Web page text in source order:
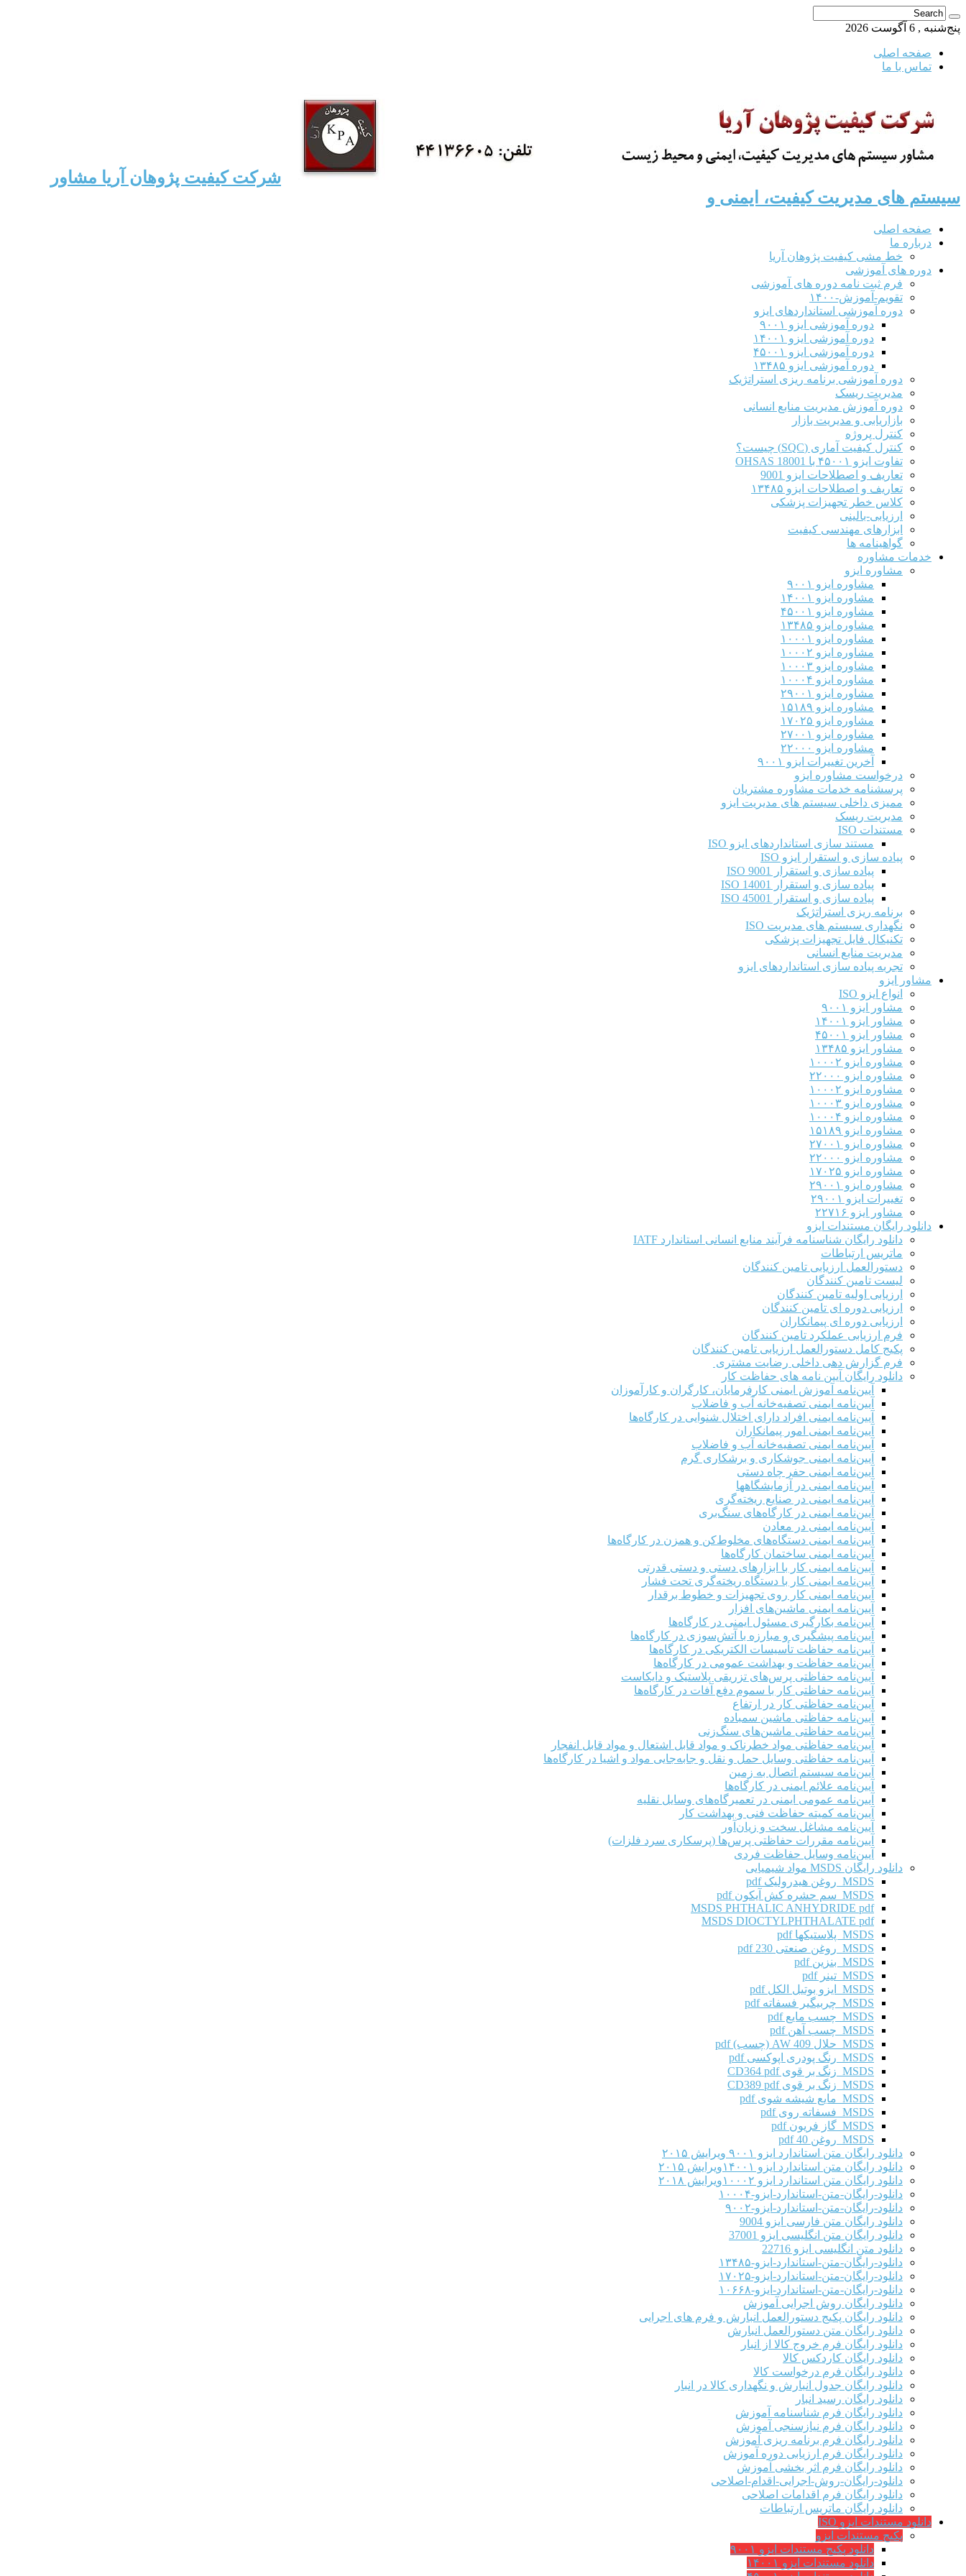
پنج‌شنبه , 6 آگوست 2026
صفحه اصلی
تماس با ما
شرکت کیفیت پژوهان آریا مشاور
سیستم های مدیریت کیفیت، ایمنی و
صفحه اصلی
درباره ما
خط مشی کیفیت پژوهان آریا
دوره های آموزشی
فرم ثبت نامه دوره های آموزشی
تقویم-آموزش-۱۴۰۰
دوره آموزشی استانداردهای ایزو
دوره آموزشی ایزو ۹۰۰۱
دوره آموزشی ایزو ۱۴۰۰۱
دوره آموزشی ایزو ۴۵۰۰۱
دوره آموزشی ایزو ۱۳۴۸۵
دوره آموزشی برنامه ریزی استراتژیک
مدیریت ریسک
دوره آموزش مدیریت منابع انسانی
بازاریابی و مدیریت بازار
کنترل پروژه
کنترل کیفیت آماری (SQC) چیست؟
تفاوت ایزو ۴۵۰۰۱ با OHSAS 18001
تعاریف و اصطلاحات ایزو 9001
تعاریف و اصطلاحات ایزو ۱۳۴۸۵
کلاس خطر تجهیزات پزشکی
ارزیابی-بالینی
ابزارهای مهندسی کیفیت
گواهینامه ها
خدمات مشاوره
مشاوره ایزو
مشاوره ایزو ۹۰۰۱
مشاوره ایزو ۱۴۰۰۱
مشاوره ایزو ۴۵۰۰۱
مشاوره ایزو ۱۳۴۸۵
مشاوره ایزو ۱۰۰۰۱
مشاوره ایزو ۱۰۰۰۲
مشاوره ایزو ۱۰۰۰۳
مشاوره ایزو ۱۰۰۰۴
مشاوره ایزو ۲۹۰۰۱
مشاوره ایزو ۱۵۱۸۹
مشاوره ایزو ۱۷۰۲۵
مشاوره ایزو ۲۷۰۰۱
مشاوره ایزو ۲۲۰۰۰
آخرین تغییرات ایزو ۹۰۰۱
درخواست مشاوره ایزو
پرسشنامه خدمات مشاوره مشتریان
ممیزی داخلی سیستم های مدیریت ایزو
مدیریت ریسک
مستندات ISO
مستند سازی استانداردهای ایزو ISO
پیاده سازی و استقرار ایزو ISO
پیاده سازی و استقرار ISO 9001​
پیاده سازی و استقرار ISO 14001
پیاده سازی و استقرار ISO 45001
برنامه ریزی استراتژیک
نگهداری سیستم های مدیریت ISO
تکنیکال فایل تجهیزات پزشکی
مدیریت منابع انسانی
تجربه پیاده سازی استانداردهای ایزو
مشاور ایزو
انواع ایزو ISO
مشاور ایزو ۹۰۰۱
مشاور ایزو ۱۴۰۰۱
مشاور ایزو ۴۵۰۰۱
مشاور ایزو ۱۳۴۸۵
مشاوره ایزو ۱۰۰۰۲
مشاوره ایزو ۲۲۰۰۰
مشاوره ایزو ۱۰۰۰۲
مشاوره ایزو ۱۰۰۰۳
مشاوره ایزو ۱۰۰۰۴
مشاوره ایزو ۱۵۱۸۹
مشاوره ایزو ۲۷۰۰۱
مشاوره ایزو ۲۲۰۰۰
مشاوره ایزو ۱۷۰۲۵
مشاوره ایزو ۲۹۰۰۱
تغییرات ایزو ۲۹۰۰۱
مشاور ایزو ۲۲۷۱۶
دانلود رایگان مستندات ایزو
دانلود رایگان شناسنامه فرآیند منابع انسانی استاندارد IATF
ماتریس ارتباطات
دستورالعمل ارزیابی تامین کنندگان
لیست تامین کنندگان
ارزیابی اولیه تامین کنندگان
ارزیابی دوره ای تامین کنندگان
ارزیابی دوره ای پیمانکاران
فرم ارزيابی عملکرد تامین کنندگان
پکیج کامل دستورالعمل ارزیابی تامین کنندگان
فرم گزارش دهی داخلی رضایت مشتری
دانلود رایگان آیین نامه های حفاظت کار
آیین‌نامه آموزش ایمنی کارفرمایان، کارگران و کارآموزان
آیین‌نامه ایمنی تصفیه‌خانه آب و فاضلاب
آیین‌نامه ایمنی افراد دارای اختلال شنوایی در کارگاه‌ها
آیین‌نامه ایمنی امور پیمانکاران
آیین‌نامه ایمنی تصفیه‌خانه آب و فاضلاب
آیین‌نامه ایمنی جوشکاری و برشکاری گرم
آیین‌نامه ایمنی حفر چاه دستی
آیین‌نامه ایمنی در آزمایشگاهها
آیین‌نامه ایمنی در صنایع ریخته‌گری
آیین‌نامه ایمنی در کارگاه‌های سنگ‌بری
آیین‌نامه ایمنی در معادن
آیین‌نامه ایمنی دستگاه‌های مخلوط‌کن و همزن در کارگاه‌ها
آیین‌نامه ایمنی ساختمان کارگاه‌ها
آیین‌نامه ایمنی کار با ابزارهای دستی و دستی قدرتی
آیین‌نامه ایمنی کار با دستگاه ریخته‌گری تحت فشار
آیین‌نامه ایمنی کار روی تجهیزات و خطوط برقدار
آیین‌نامه ایمنی ماشین‌های افزار
آیین‌نامه بکارگیری مسئول ایمنی در کارگاه‌ها
آیین‌نامه پیشگیری و مبارزه با آتش‌سوزی در کارگاه‌ها
آیین‌نامه حفاظت تأسیسات الکتریکی در کارگاه‌ها
آیین‌نامه حفاظت و بهداشت عمومی در کارگاه‌ها
آیین‌نامه حفاظتی پرس‌های تزریقی پلاستیک و دایکاست
آیین‌نامه حفاظتی کار با سموم دفع آفات در کارگاه‌ها
آیین‌نامه حفاظتی کار در ارتفاع
آیین‌نامه حفاظتی ماشین سمباده
آیین‌نامه حفاظتی ماشین‌های سنگ‌زنی
آیین‌نامه حفاظتی مواد خطرناک و مواد قابل اشتعال و مواد قابل انفجار
آیین‌نامه حفاظتی وسایل حمل و نقل و جابه‌جایی مواد و اشیا در کارگاه‌ها
آیین‌نامه سیستم اتصال به زمین
آیین‌نامه علائم ایمنی در کارگاه‌ها
آیین‌نامه عمومی ایمنی در تعمیرگاه‌های وسایل نقلیه
آیین‌نامه کمیته حفاظت فنی و بهداشت کار
آیین‌نامه مشاغل سخت و زیان‌آور
آیین‌نامه مقررات حفاظتی پرس‌ها (پرسکاری سرد فلزات)
آیین‌نامه وسایل حفاظت فردی
دانلود رایگان MSDS مواد شیمیایی
MSDS روغن هیدرولیک pdf
MSDS سم حشره کش آیکون pdf
MSDS PHTHALIC ANHYDRIDE pdf
MSDS DIOCTYLPHTHALATE pdf
MSDS پلاستیکها pdf
MSDS روغن صنعتی 230 pdf
MSDS بنزین pdf
MSDS تینر pdf
MSDS ایزو بوتیل الکل pdf
MSDS چربیگیر فسفاته pdf
MSDS چسب مایع pdf
MSDS چسب آهن pdf
MSDS حلال AW 409 (چسب) pdf
MSDS رنگ پودری اپوکسی pdf
MSDS زنگ بر قوی CD364 pdf
MSDS زنگ بر قوی CD389 pdf
MSDS مایع شیشه شوی pdf
MSDS فسفاته روی pdf
MSDS گاز فریون pdf
MSDS روغن 40 pdf
دانلود رایگان متن استاندارد ایزو ۹۰۰۱ ویرایش ۲۰۱۵
دانلود رایگان متن استاندارد ایزو ۱۴۰۰۱ویرایش ۲۰۱۵
دانلود رایگان متن استاندارد ایزو ۱۰۰۰۲ویرایش ۲۰۱۸
دانلود-رایگان-متن-استاندارد-ایزو-۱۰۰۰۴
دانلود-رایگان-متن-استاندارد-ایزو-۹۰۰۲
دانلود رایگان متن فارسی ایزو 9004
دانلود رایگان متن انگلیسی ایزو 37001
دانلود متن انگلیسی ایزو 22716
دانلود-رایگان-متن-استاندارد-ایزو-۱۳۴۸۵
دانلود-رایگان-متن-استاندارد-ایزو-۱۷۰۲۵
دانلود-رایگان-متن-استاندارد-ایزو-۱۰۶۶۸
دانلود رایگان روش اجرایی آموزش
دانلود رایگان پکیج دستورالعمل انبارش و فرم های اجرایی
دانلود رایگان متن دستورالعمل انبارش
دانلود رایگان فرم خروج کالا از انبار
دانلود رایگان کاردکس کالا
دانلود رایگان فرم درخواست کالا
دانلود رایگان جدول انبارش و نگهداری کالا در انبار
دانلود رایگان رسید انبار
دانلود رایگان فرم شناسنامه آموزش
دانلود رایگان فرم نیازسنجی آموزش
دانلود رایگان فرم برنامه ریزی آموزش
دانلود رایگان فرم ارزیابی دوره آموزش
دانلود رایگان فرم اثر بخشی آموزش
دانلود-رایگان-روش-اجرایی-اقدام-اصلاحی
دانلود رایگان فرم اقدامات اصلاحی
دانلود رایگان ماتریس ارتباطات
دانلود مستندات ایزو ISO
پکیج مستندات ایزو
دانلود پکیج مستندات ایزو ۹۰۰۱
دانلود مستندات ایزو ۱۴۰۰۱